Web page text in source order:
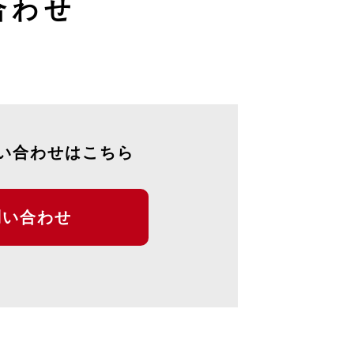
わせ
合わせはこちら
合わせ